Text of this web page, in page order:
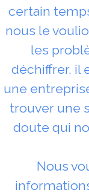
certain
nous le
les
déchiffrer, il
une
trouver une
doute qui
Nous